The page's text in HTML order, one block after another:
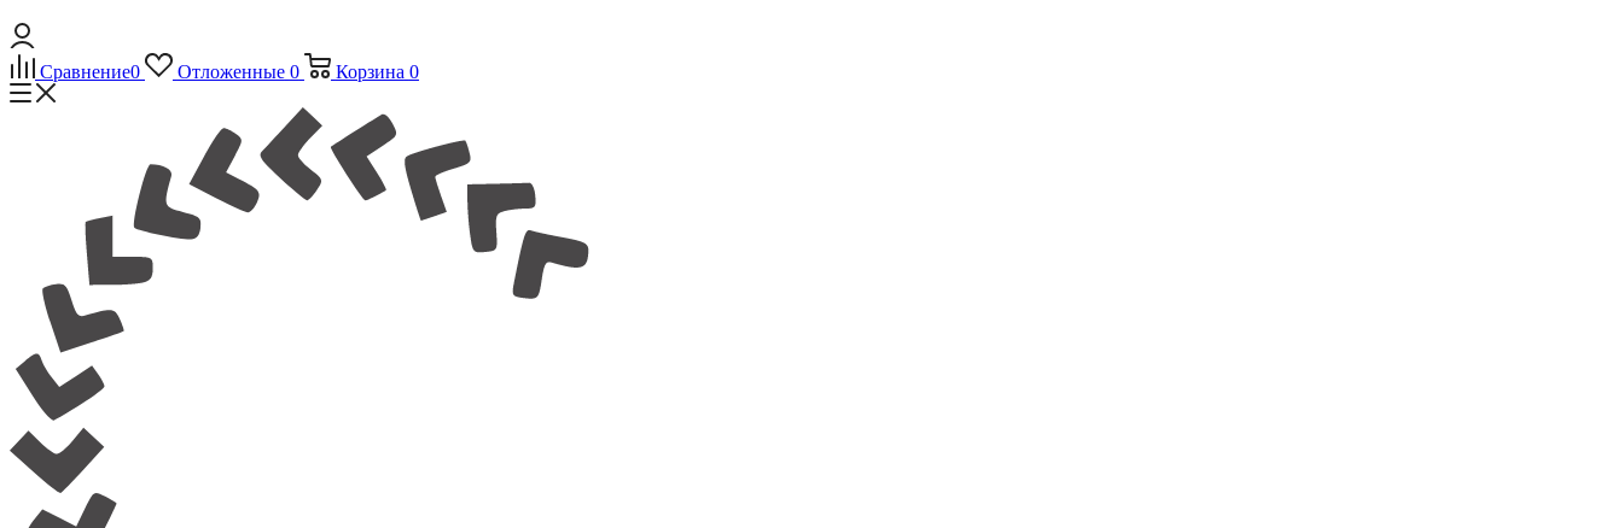
Сравнение0 Отложенные 0 Корзина 0